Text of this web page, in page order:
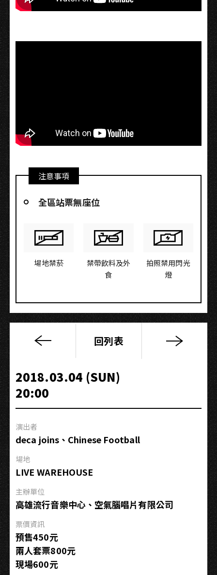
注意事項
全區站票無座位
場地禁菸
禁帶飲料及外
食
拍照禁用閃光
燈
TAIWAN
PODCAST
四
週
年
站
回列表
2018.03.04 (SUN)
20:00
演出者
deca joins、Chinese Football
場地
LIVE WAREHOUSE
主辦單位
高雄流行音樂中心、空氣腦唱片有限公司
票價資訊
預售450元
兩人套票800元
現場600元